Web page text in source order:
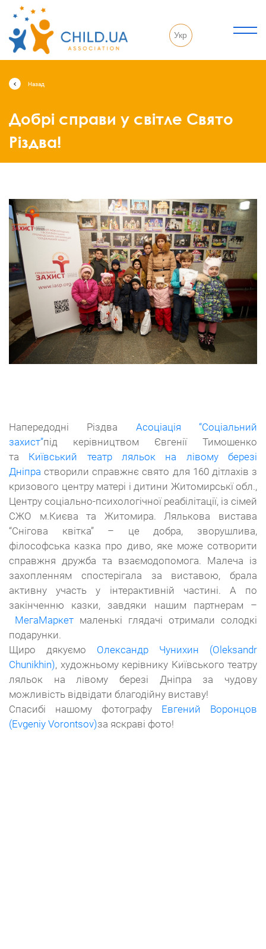
Укр
Назад
Добрі справи у світле Свято
Різдва!
Напередодні Різдва Асоціація “Соціальний
захист”під керівництвом Євгенії Тимошенко
та Київський театр ляльок на лівому березі
Дніпра створили справжнє свято для 160 дітлахів з
кризового центру матері і дитини Житомирськї обл.,
Центру соціально-психологічної реабілітації, із сімей
СЖО м.Києва та Житомира. Лялькова вистава
“Снігова квітка” – це добра, зворушлива,
філософська казка про диво, яке може сотворити
справжня дружба та взаємодопомога. Малеча із
захопленням спостерігала за виставою, брала
активну участь у інтерактивній частині. А по
закінченню казки, завдяки нашим партнерам –
МегаМаркет маленькі глядачі отримали солодкі
подарунки.
Щиро дякуємо Олександр Чунихин (Oleksandr
Chunikhin), художньому керівнику Київського театру
ляльок на лівому березі Дніпра за чудову
можливість відвідати благодійну виставу!
Спасибі нашому фотографу Евгений Воронцов
(Evgeniy Vorontsov)за яскраві фото!